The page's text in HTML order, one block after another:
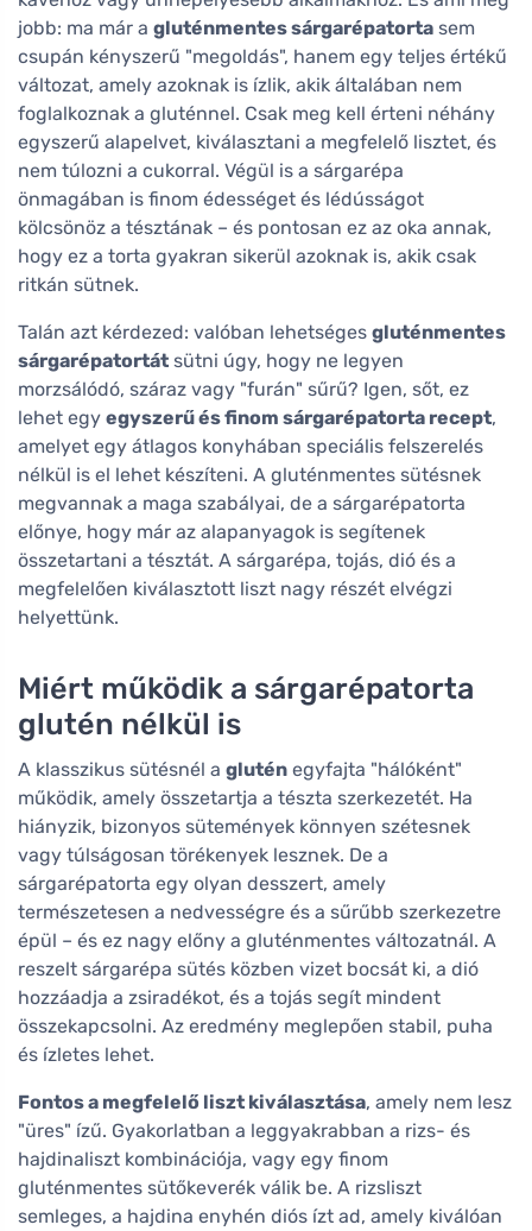
jobb: ma már a gluténmentes sárgarépatorta sem
csupán kényszerű "megoldás", hanem egy teljes értékű
változat, amely azoknak is ízlik, akik általában nem
foglalkoznak a gluténnel. Csak meg kell érteni néhány
egyszerű alapelvet, kiválasztani a megfelelő lisztet, és
nem túlozni a cukorral. Végül is a sárgarépa
önmagában is finom édességet és lédússágot
kölcsönöz a tésztának – és pontosan ez az oka annak,
hogy ez a torta gyakran sikerül azoknak is, akik csak
ritkán sütnek.
Talán azt kérdezed: valóban lehetséges gluténmentes
sárgarépatortát sütni úgy, hogy ne legyen
morzsálódó, száraz vagy "furán" sűrű? Igen, sőt, ez
lehet egy egyszerű és finom sárgarépatorta recept,
amelyet egy átlagos konyhában speciális felszerelés
nélkül is el lehet készíteni. A gluténmentes sütésnek
megvannak a maga szabályai, de a sárgarépatorta
előnye, hogy már az alapanyagok is segítenek
összetartani a tésztát. A sárgarépa, tojás, dió és a
megfelelően kiválasztott liszt nagy részét elvégzi
helyettünk.
Miért működik a sárgarépatorta
glutén nélkül is
A klasszikus sütésnél a glutén egyfajta "hálóként"
működik, amely összetartja a tészta szerkezetét. Ha
hiányzik, bizonyos sütemények könnyen szétesnek
vagy túlságosan törékenyek lesznek. De a
sárgarépatorta egy olyan desszert, amely
természetesen a nedvességre és a sűrűbb szerkezetre
épül – és ez nagy előny a gluténmentes változatnál. A
reszelt sárgarépa sütés közben vizet bocsát ki, a dió
hozzáadja a zsiradékot, és a tojás segít mindent
összekapcsolni. Az eredmény meglepően stabil, puha
és ízletes lehet.
Fontos a megfelelő liszt kiválasztása, amely nem lesz
"üres" ízű. Gyakorlatban a leggyakrabban a rizs- és
hajdinaliszt kombinációja, vagy egy finom
gluténmentes sütőkeverék válik be. A rizsliszt
semleges, a hajdina enyhén diós ízt ad, amely kiválóan